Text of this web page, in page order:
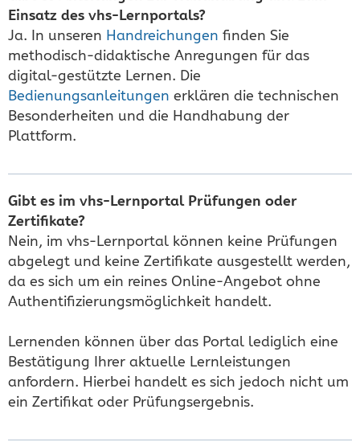
Einsatz des vhs-Lernportals?
Ja. In unseren Handreichungen finden Sie
methodisch-didaktische Anregungen für das
digital-gestützte Lernen. Die
Bedienungsanleitungen erklären die technischen
Besonderheiten und die Handhabung der
Plattform.
Gibt es im vhs-Lernportal Prüfungen oder
Zertifikate?
Nein, im vhs-Lernportal können keine Prüfungen
abgelegt und keine Zertifikate ausgestellt werden,
da es sich um ein reines Online-Angebot ohne
Authentifizierungsmöglichkeit handelt.
Lernenden können über das Portal lediglich eine
Bestätigung Ihrer aktuelle Lernleistungen
anfordern. Hierbei handelt es sich jedoch nicht um
ein Zertifikat oder Prüfungsergebnis.